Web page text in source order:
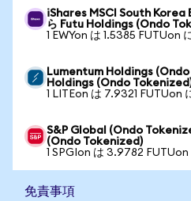
iShares MSCI South Korea
ら Futu Holdings (Ondo
1 EWYon は 1.5385 FUTUon
Lumentum Holdings
Holdings (Ondo
1 LITEon は 7.9321 FUTUon
S&P Global (Ondo
(Ondo Tokenized)
1 SPGIon は 3.9782 FUTUon
免責事項